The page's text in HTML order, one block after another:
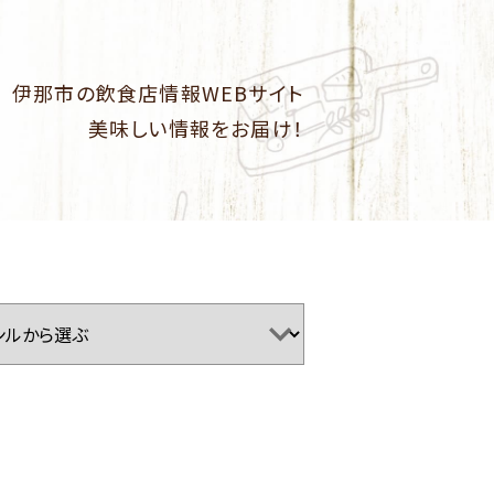
伊那市の飲食店情報WEBサイト
美味しい情報をお届け！